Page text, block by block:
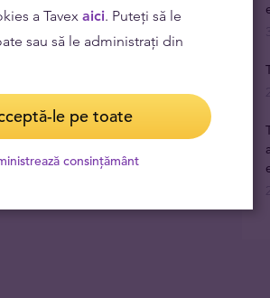
a Tavex aici. Puteți să le
sau să le administrați din
le pe toate
consințământ